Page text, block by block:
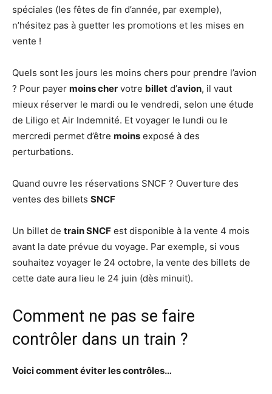
spéciales (les fêtes de fin d’année, par exemple),
n’hésitez pas à guetter les promotions et les mises en
vente !
Quels sont les jours les moins chers pour prendre l’avion
? Pour payer moins cher votre billet d’avion, il vaut
mieux réserver le mardi ou le vendredi, selon une étude
de Liligo et Air Indemnité. Et voyager le lundi ou le
mercredi permet d’être moins exposé à des
perturbations.
Quand ouvre les réservations SNCF ? Ouverture des
ventes des billets SNCF
Un billet de train SNCF est disponible à la vente 4 mois
avant la date prévue du voyage. Par exemple, si vous
souhaitez voyager le 24 octobre, la vente des billets de
cette date aura lieu le 24 juin (dès minuit).
Comment ne pas se faire
contrôler dans un train ?
Voicicommentéviter les contrôles…